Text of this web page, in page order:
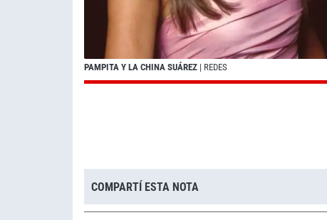
PAMPITA Y LA CHINA SUÁREZ | REDES
COMPARTÍ ESTA NOTA